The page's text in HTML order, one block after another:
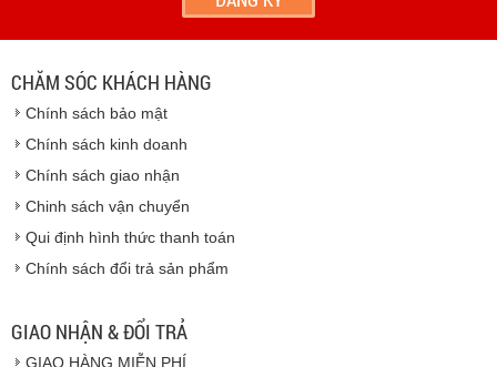
địa chỉ khách hàng cung cấp.
Vinhempich
CAM KẾT CHẤT LƯỢNG
CHĂM SÓC KHÁCH HÀNG
Chính sách bảo mật
Chính sách kinh doanh
Chính sách giao nhận
Chinh sách vận chuyển
Qui định hình thức thanh toán
Chính sách đổi trả sản phẩm
GIAO NHẬN & ĐỔI TRẢ
GIAO HÀNG MIỄN PHÍ